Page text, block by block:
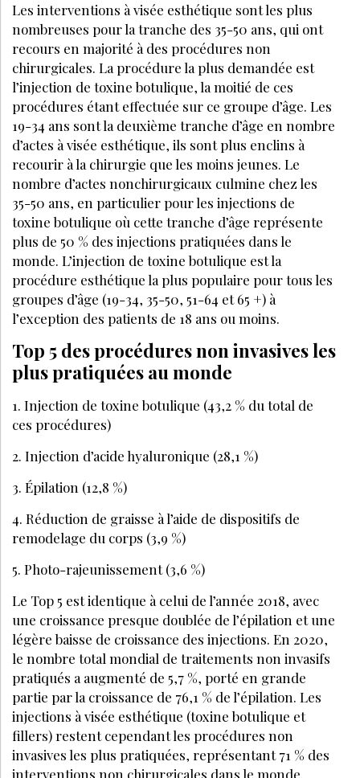
Les interventions à visée esthétique sont les plus
nombreuses pour la tranche des 35-50 ans, qui ont
recours en majorité à des procédures non
chirurgicales. La procédure la plus demandée est
l’injection de toxine botulique, la moitié de ces
procédures étant effectuée sur ce groupe d’âge. Les
19-34 ans sont la deuxième tranche d’âge en nombre
d’actes à visée esthétique, ils sont plus enclins à
recourir à la chirurgie que les moins jeunes. Le
nombre d’actes nonchirurgicaux culmine chez les
35-50 ans, en particulier pour les injections de
toxine botulique où cette tranche d’âge représente
plus de 50 % des injections pratiquées dans le
monde. L’injection de toxine botulique est la
procédure esthétique la plus populaire pour tous les
groupes d’âge (19-34, 35-50, 51-64 et 65 +) à
l’exception des patients de 18 ans ou moins.
Top 5 des procédures non invasives les
plus pratiquées au monde
1. Injection de toxine botulique (43,2 % du total de
ces procédures)
2. Injection d’acide hyaluronique (28,1 %)
3. Épilation (12,8 %)
4. Réduction de graisse à l’aide de dispositifs de
remodelage du corps (3,9 %)
5. Photo-rajeunissement (3,6 %)
Le Top 5 est identique à celui de l’année 2018, avec
une croissance presque doublée de l’épilation et une
légère baisse de croissance des injections. En 2020,
le nombre total mondial de traitements non invasifs
pratiqués a augmenté de 5,7 %, porté en grande
partie par la croissance de 76,1 % de l’épilation. Les
injections à visée esthétique (toxine botulique et
fillers) restent cependant les procédures non
invasives les plus pratiquées, représentant 71 % des
interventions non chirurgicales dans le monde.